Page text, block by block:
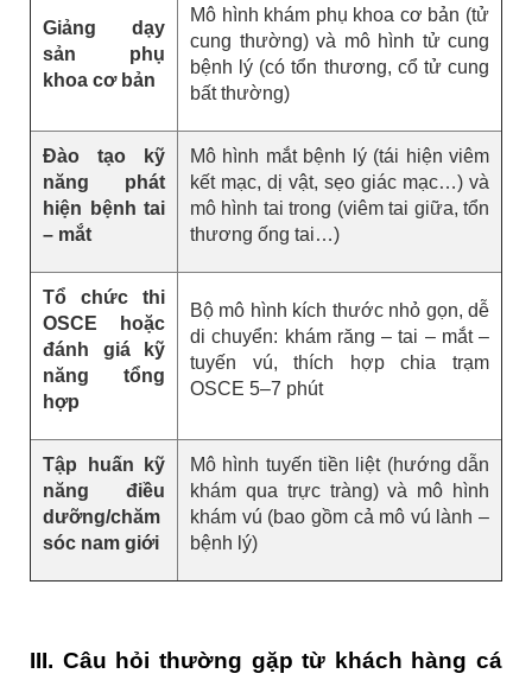
Giảng dạy
sản phụ
khoa cơ bản
Mô hình khám phụ khoa cơ bản (tử
cung thường) và mô hình tử cung
bệnh lý (có tổn thương, cổ tử cung
bất thường)
Đào tạo kỹ
năng phát
hiện bệnh tai
– mắt
Mô hình mắt bệnh lý (tái hiện viêm
kết mạc, dị vật, sẹo giác mạc…) và
mô hình tai trong (viêm tai giữa, tổn
thương ống tai…)
Tổ chức thi
OSCE hoặc
đánh giá kỹ
năng tổng
hợp
Bộ mô hình kích thước nhỏ gọn, dễ
di chuyển: khám răng – tai – mắt –
tuyến vú, thích hợp chia trạm
OSCE 5–7 phút
Tập huấn kỹ
năng điều
dưỡng/chăm
sóc nam giới
Mô hình tuyến tiền liệt (hướng dẫn
khám qua trực tràng) và mô hình
khám vú (bao gồm cả mô vú lành –
bệnh lý)
III. Câu hỏi thường gặp từ khách hàng cá